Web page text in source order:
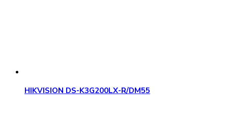
HIKVISION DS-K3G200LX-R/DM55